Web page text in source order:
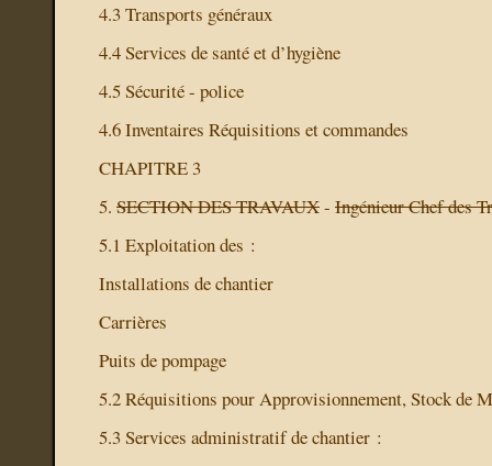
4.3 Transports généraux
4.4 Services de santé et d’hygiène
4.5 Sécurité - police
4.6 Inventaires Réquisitions et commandes
CHAPITRE 3
5. SECTION DES TRAVAUX- Ingénieur Chef des
5.1 Exploitation des :
Installations de chantier
Carrières
Puits de pompage
5.2 Réquisitions pour Approvisionnement, Stock de
5.3 Services administratif de chantier :